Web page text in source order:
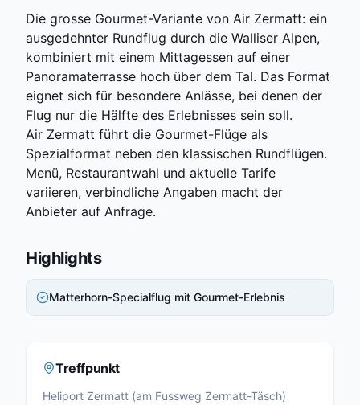
Die grosse Gourmet-Variante von Air Zermatt: ein
ausgedehnter Rundflug durch die Walliser Alpen,
kombiniert mit einem Mittagessen auf einer
Panoramaterrasse hoch über dem Tal. Das Format
eignet sich für besondere Anlässe, bei denen der
Flug nur die Hälfte des Erlebnisses sein soll.
Air Zermatt führt die Gourmet-Flüge als
Spezialformat neben den klassischen Rundflügen.
Menü, Restaurantwahl und aktuelle Tarife
variieren, verbindliche Angaben macht der
Anbieter auf Anfrage.
Highlights
Matterhorn-Specialflug mit Gourmet-Erlebnis
Treffpunkt
Heliport Zermatt (am Fussweg Zermatt-Täsch)